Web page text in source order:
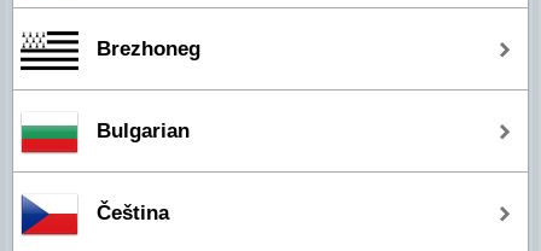
Brezhoneg
Bulgarian
Čeština